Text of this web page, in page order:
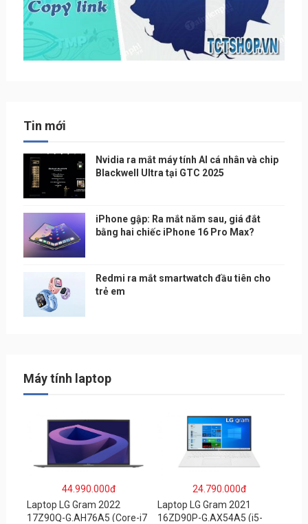
Tin mới
Nvidia ra mắt máy tính AI cá nhân và chip
Blackwell Ultra tại GTC 2025
iPhone gập: Ra mắt năm sau, giá đắt
bằng hai chiếc iPhone 16 Pro Max?
Redmi ra mắt smartwatch đầu tiên cho
trẻ em
Máy tính laptop
44.990.000đ
Laptop LG Gram 2022
17Z90Q-G.AH76A5 (Core-i7
24.790.000đ
Laptop LG Gram 2021
16ZD90P-G.AX54A5 (i5-